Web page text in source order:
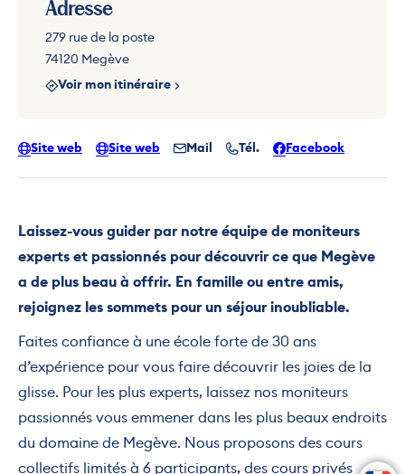
Laissez-vous guider par notre équipe de moniteurs
experts et passionnés pour découvrir ce que Megève
a de plus beau à offrir. En famille ou entre amis,
rejoignez les sommets pour un séjour inoubliable.
Faites confiance à une école forte de 30 ans
d’expérience pour vous faire découvrir les joies de la
glisse. Pour les plus experts, laissez nos moniteurs
passionnés vous emmener dans les plus beaux endroits
du domaine de Megève. Nous proposons des cours
collectifs limités à 6 participants, des cours privés
Adresse
279 rue de la poste
74120 Megève
Voir mon itinéraire
Site web Site web Mail Tél. Facebook